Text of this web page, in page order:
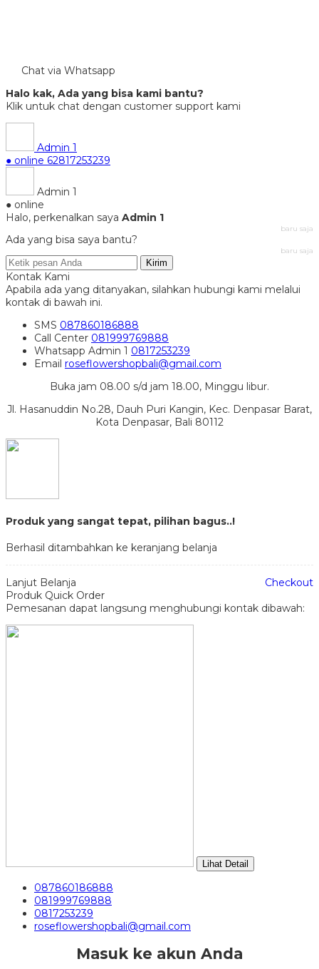
Chat via Whatsapp
Halo kak, Ada yang bisa kami bantu?
Klik untuk chat dengan customer support kami
Admin 1
● online 62817253239
Admin 1
● online
Halo, perkenalkan saya Admin 1
baru saja
Ada yang bisa saya bantu?
baru saja
Kirim
Kontak Kami
Apabila ada yang ditanyakan, silahkan hubungi kami melalui
kontak di bawah ini.
SMS 087860186888
Call Center 081999769888
Whatsapp Admin 1 0817253239
Email roseflowershopbali@gmail.com
Buka jam 08.00 s/d jam 18.00, Minggu libur.
Jl. Hasanuddin No.28, Dauh Puri Kangin, Kec. Denpasar Barat,
Kota Denpasar, Bali 80112
Produk yang sangat tepat, pilihan bagus..!
Berhasil ditambahkan ke keranjang belanja
Lanjut Belanja
Checkout
Produk Quick Order
Pemesanan dapat langsung menghubungi kontak dibawah:
Lihat Detail
087860186888
081999769888
0817253239
roseflowershopbali@gmail.com
Masuk ke akun Anda